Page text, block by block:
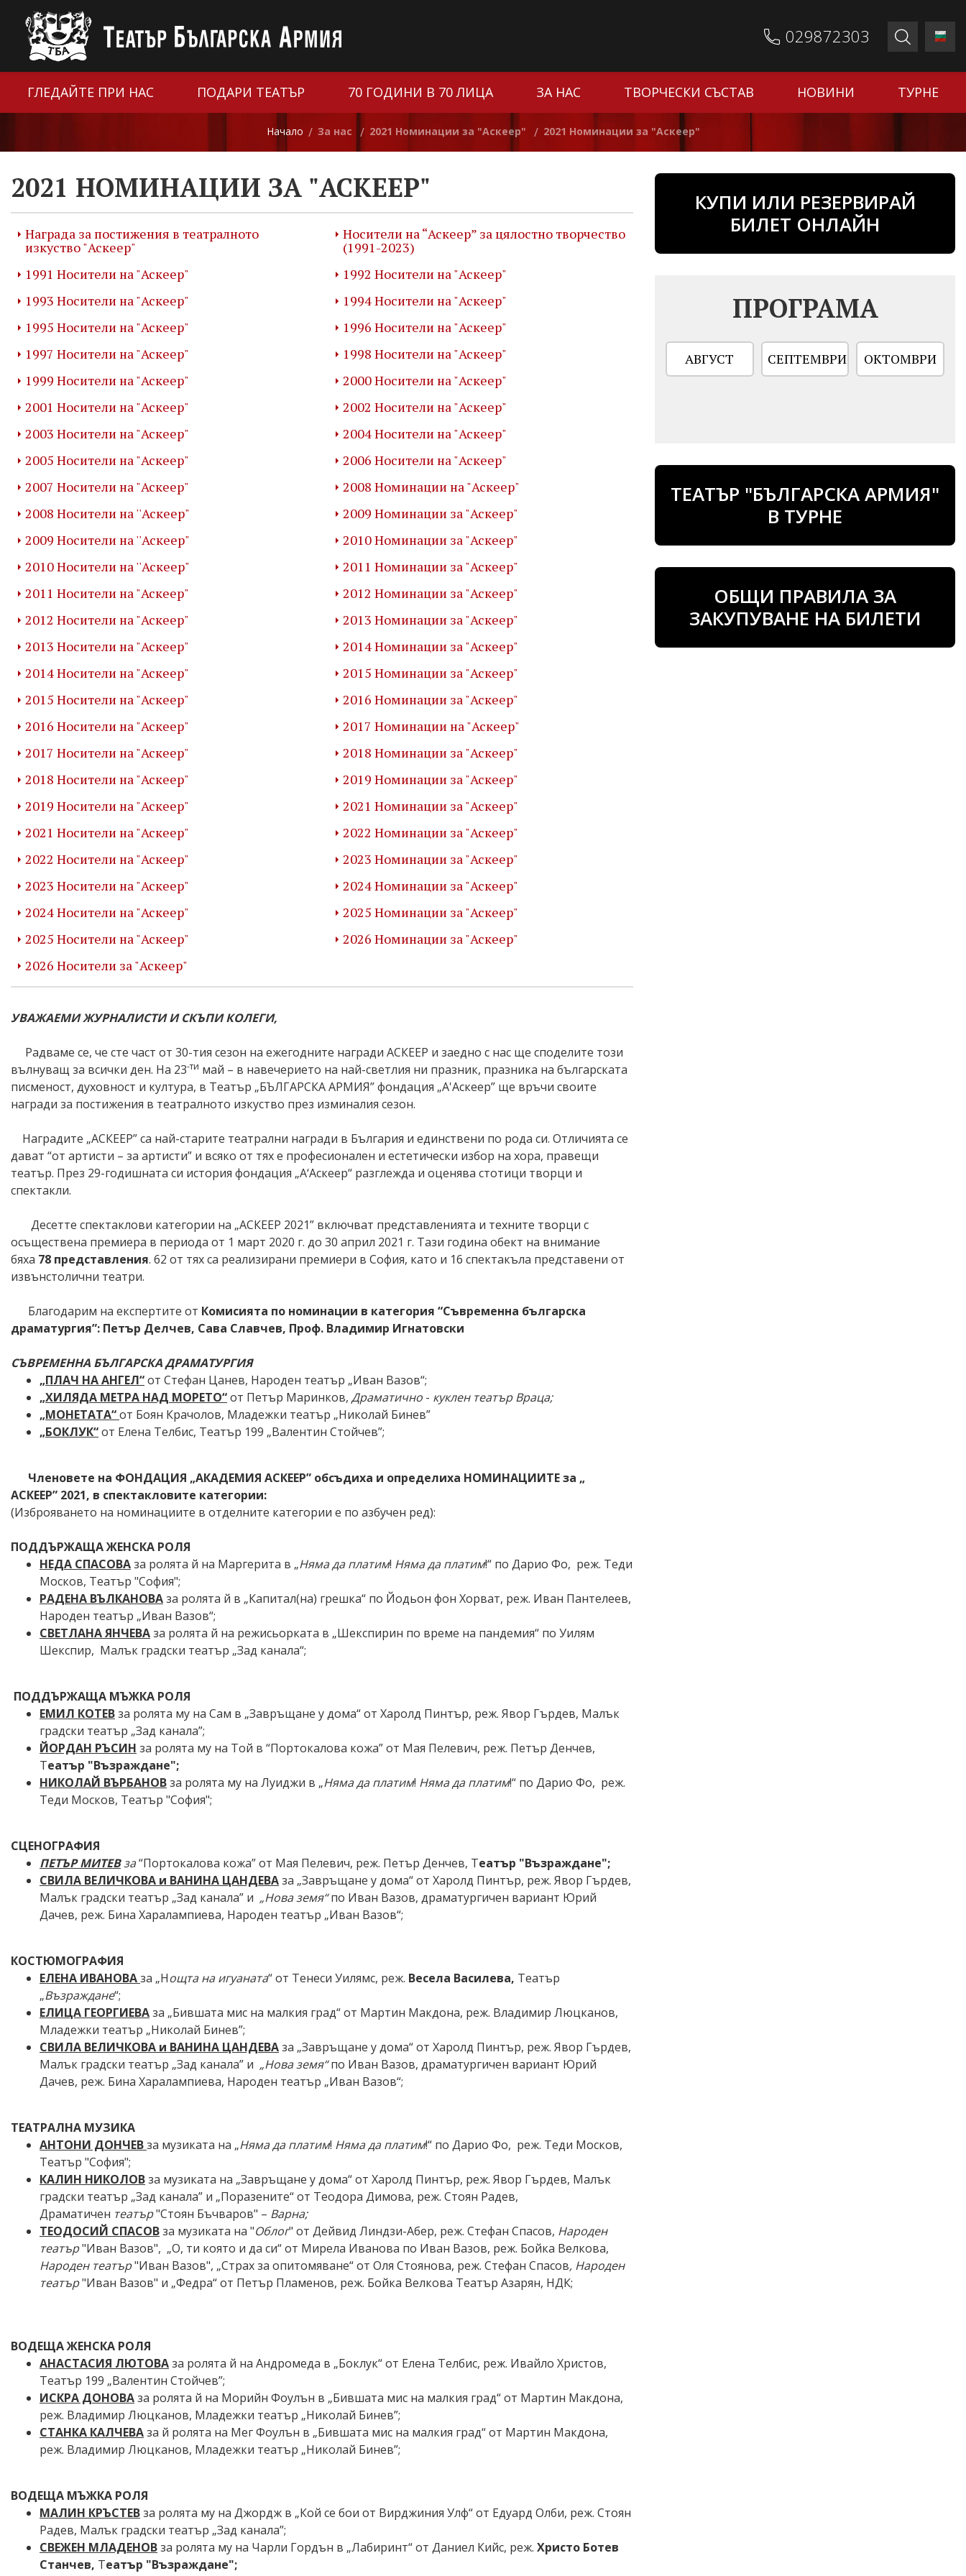
029872303
ГЛЕДАЙТЕ ПРИ НАС ПОДАРИ ТЕАТЪР 70 ГОДИНИ В 70 ЛИЦА ЗА НАС ТВОРЧЕСКИ СЪСТАВ НОВИНИ ТУРНЕ
Начало / За нас / 2021 Номинации за "Аскеер" / 2021 Номинации за "Аскеер"
2021 НОМИНАЦИИ ЗА "АСКЕЕР"
Награда за постижения в театралното
изкуство "Аскеер"
Носители на “Аскеер” за цялостно творчество
(1991-2023)
1991 Носители на "Аскеер"
1992 Носители на "Аскеер"
1993 Носители на "Аскеер"
1994 Носители на "Аскеер"
1995 Носители на "Аскеер"
1996 Носители на "Аскеер"
1997 Носители на "Аскеер"
1998 Носители на "Аскеер"
1999 Носители на "Аскеер"
2000 Носители на "Аскеер"
2001 Носители на "Аскеер"
2002 Носители на "Аскеер"
2003 Носители на "Аскеер"
2004 Носители на "Аскеер"
2005 Носители на "Аскеер"
2006 Носители на "Аскеер"
2007 Носители на "Аскеер"
2008 Номинации на "Аскеер"
2008 Носители на ''Аскеер"
2009 Номинации за "Аскеер"
2009 Носители на ''Аскеер"
2010 Номинации за "Аскеер"
2010 Носители на ''Аскеер"
2011 Номинации за "Аскеер"
2011 Носители на "Аскеер"
2012 Номинации за "Аскеер"
2012 Носители на "Аскеер"
2013 Номинации за "Аскеер"
2013 Носители на "Аскеер"
2014 Номинации за "Аскеер"
2014 Носители на "Аскеер"
2015 Номинации за "Аскеер"
2015 Носители на "Аскеер"
2016 Номинации за "Аскеер"
2016 Носители на "Аскеер"
2017 Номинации на "Аскеер"
2017 Носители на "Аскеер"
2018 Номинации за "Аскеер"
2018 Носители на "Аскеер"
2019 Номинации за "Аскеер"
2019 Носители на "Аскеер"
2021 Номинации за "Аскеер"
2021 Носители на "Аскеер"
2022 Номинации за "Аскеер"
2022 Носители на "Аскеер"
2023 Номинации за "Аскеер"
2023 Носители на "Аскеер"
2024 Номинации за "Аскеер"
2024 Носители на "Аскеер"
2025 Номинации за "Аскеер"
2025 Носители на "Аскеер"
2026 Номинации за "Аскеер"
2026 Носители за "Аскеер"
УВАЖАЕМИ ЖУРНАЛИСТИ И СКЪПИ КОЛЕГИ,
Радваме се, че сте част от 30-тия сезон на ежегодните награди АСКЕЕР и заедно с нас ще споделите този
вълнуващ за всички ден. На 23-ти май – в навечерието на най-светлия ни празник, празника на българската
писменост, духовност и култура, в Театър „БЪЛГАРСКА АРМИЯ” фондация „А'Аскеер” ще връчи своите
награди за постижения в театралното изкуство през изминалия сезон.
Наградите „АСКЕЕР” са най-старите театрални награди в България и единствени по рода си. Отличията се
дават “от артисти – за артисти” и всяко от тях е професионален и естетически избор на хора, правещи
театър. През 29-годишната си история фондация „А‘Аскеер“ разглежда и оценява стотици творци и
спектакли.
Десетте спектаклови категории на „АСКЕЕР 2021” включват представленията и техните творци с
осъществена премиера в периода от 1 март 2020 г. до 30 април 2021 г. Тази година обект на внимание
бяха 78 представления. 62 от тях са реализирани премиери в София, като и 16 спектакъла представени от
извънстолични театри.
Благодарим на експертите от Комисията по номинации в категория “Съвременна българска
драматургия”: Петър Делчев, Сава Славчев, Проф. Владимир Игнатовски
СЪВРЕМЕННА БЪЛГАРСКА ДРАМАТУРГИЯ
„ПЛАЧ НА АНГЕЛ“от Стефан Цанев, Народен театър „Иван Вазов“;
„ХИЛЯДА МЕТРА НАД МОРЕТО“от Петър Маринков, Драматично - куклен театър Враца;
„МОНЕТАТА“от Боян Крачолов, Младежки театър „Николай Бинев”
„БОКЛУК“от Елена Телбис, Театър 199 „Валентин Стойчев”;
Членовете на ФОНДАЦИЯ „АКАДЕМИЯ АСКЕЕР” обсъдиха и определиха НОМИНАЦИИТЕза „
АСКЕЕР” 2021, в спектакловите категории:
(Изброяването на номинациите в отделните категории е по азбучен ред):
ПОДДЪРЖАЩА ЖЕНСКА РОЛЯ
НЕДА СПАСОВАза ролята й на Маргерита в „Няма да платим! Няма да платим!“ по Дарио Фо, реж. Теди
Москов, Театър "София";
РАДЕНА ВЪЛКАНОВАза ролята й в „Капитал(на) грешка“ по Йодьон фон Хорват, реж. Иван Пантелеев,
Народен театър „Иван Вазов“;
СВЕТЛАНА ЯНЧЕВАза ролята й на режисьорката в „Шекспирин по време на пандемия“ по Уилям
Шекспир, Малък градски театър „Зад канала“;
ПОДДЪРЖАЩА МЪЖКА РОЛЯ
ЕМИЛ КОТЕВза ролята му на Сам в „Завръщане у дома“ от Харолд Пинтър, реж. Явор Гърдев, Малък
градски театър „Зад канала”;
ЙОРДАН РЪСИН за ролята му на Той в “Портокалова кожа”от Мая Пелевич, реж. Петър Денчев,
Театър "Възраждане";
НИКОЛАЙ ВЪРБАНОВза ролята му на Луиджи в „Няма да платим! Няма да платим!“ по Дарио Фо, реж.
Теди Москов, Театър "София";
СЦЕНОГРАФИЯ
ПЕТЪР МИТЕВза“Портокалова кожа” от Мая Пелевич, реж. Петър Денчев, Театър "Възраждане";
СВИЛА ВЕЛИЧКОВА и ВАНИНА ЦАНДЕВАза „Завръщане у дома“ от Харолд Пинтър, реж. Явор Гърдев,
Малък градски театър „Зад канала” и „Новаземя“по Иван Вазов, драматургичен вариант Юрий
Дачев, реж. Бина Харалампиева, Народен театър „Иван Вазов“;
КОСТЮМОГРАФИЯ
ЕЛЕНА ИВАНОВАза „Нощта на игуаната“ от Тенеси Уилямс, реж. Весела Василева, Театър
„Възраждане“;
ЕЛИЦА ГЕОРГИЕВАза „Бившата мис на малкия град“ от Мартин Макдона, реж. Владимир Люцканов,
Младежки театър „Николай Бинев”;
СВИЛА ВЕЛИЧКОВА и ВАНИНА ЦАНДЕВАза „Завръщане у дома“ от Харолд Пинтър, реж. Явор Гърдев,
Малък градски театър „Зад канала” и „Новаземя“по Иван Вазов, драматургичен вариант Юрий
Дачев, реж. Бина Харалампиева, Народен театър „Иван Вазов“;
ТЕАТРАЛНА МУЗИКА
АНТОНИ ДОНЧЕВза музиката на „Няма да платим! Няма да платим!“ по Дарио Фо, реж. Теди Москов,
Театър "София";
КАЛИН НИКОЛОВза музиката на „Завръщане у дома“ от Харолд Пинтър, реж. Явор Гърдев, Малък
градски театър „Зад канала” и „Поразените“ от Теодора Димова, реж. Стоян Радев,
Драматичен театър"Стоян Бъчваров" – Варна;
ТЕОДОСИЙ СПАСОВза музиката на "Облог" от Дейвид Линдзи-Абер, реж. Стефан Спасов, Народен
театър"Иван Вазов", „О, ти която и да си“ от Мирела Иванова по Иван Вазов, реж. Бойка Велкова,
Народен театър"Иван Вазов", „Страх за опитомяване“ от Оля Стоянова, реж. Стефан Спасов, Народен
театър"Иван Вазов" и „Федра“ от Петър Пламенов, реж. Бойка Велкова Театър Азарян, НДК;
ВОДЕЩА ЖЕНСКА РОЛЯ
АНАСТАСИЯ ЛЮТОВАза ролята й на Андромеда в „Боклук“ от Елена Телбис, реж. Ивайло Христов,
Театър 199 „Валентин Стойчев”;
ИСКРА ДОНОВАза ролята й на Морийн Фоулън в „Бившата мис на малкия град“ от Мартин Макдона,
реж. Владимир Люцканов, Младежки театър „Николай Бинев”;
СТАНКА КАЛЧЕВАза й ролята на Мег Фоулън в „Бившата мис на малкия град“ от Мартин Макдона,
реж. Владимир Люцканов, Младежки театър „Николай Бинев”;
ВОДЕЩА МЪЖКА РОЛЯ
МАЛИН КРЪСТЕВза ролята му на Джордж в „Кой се бои от Вирджиния Улф“ от Едуард Олби, реж. Стоян
Радев, Малък градски театър „Зад канала”;
СВЕЖЕН МЛАДЕНОВза ролята му на Чарли Гордън в „Лабиринт“ от Даниел Кийс, реж. Христо Ботев
Станчев, Театър "Възраждане";
КУПИ ИЛИ РЕЗЕРВИРАЙ
БИЛЕТ ОНЛАЙН
ПРОГРАМА
АВГУСТ СЕПТЕМВРИ ОКТОМВРИ
ТЕАТЪР "БЪЛГАРСКА АРМИЯ"
В ТУРНЕ
ОБЩИ ПРАВИЛА ЗА
ЗАКУПУВАНЕ НА БИЛЕТИ